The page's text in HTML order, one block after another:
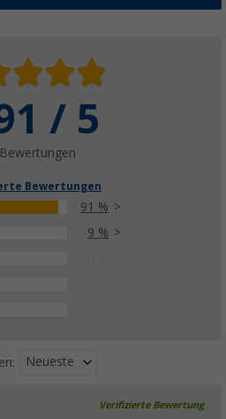
/ 5
Bewertungen
91 %
9 %
Neueste
Verifizierte Bewertung